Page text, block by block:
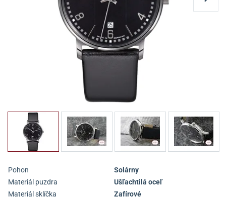
Pohon
Solárny
Materiál puzdra
Ušľachtilá oceľ
Materiál sklíčka
Zafírové